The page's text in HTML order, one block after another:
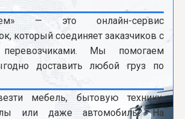
— это онлайн-сервис
который соединяет заказчиков с
Мы помогаем
доставить любой груз по
мебель, бытовую технику,
или даже автомобиль? На